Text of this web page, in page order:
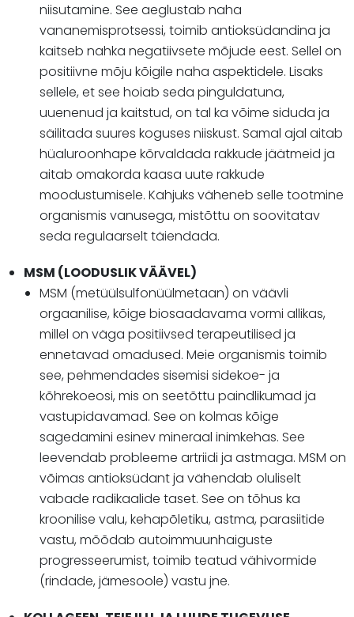
niisutamine. See aeglustab naha
vananemisprotsessi, toimib antioksüdandina ja
kaitseb nahka negatiivsete mõjude eest. Sellel on
positiivne mõju kõigile naha aspektidele. Lisaks
sellele, et see hoiab seda pinguldatuna,
uuenenud ja kaitstud, on tal ka võime siduda ja
säilitada suures koguses niiskust. Samal ajal aitab
hüaluroonhape kõrvaldada rakkude jäätmeid ja
aitab omakorda kaasa uute rakkude
moodustumisele. Kahjuks väheneb selle tootmine
organismis vanusega, mistõttu on soovitatav
seda regulaarselt täiendada.
MSM (LOODUSLIK VÄÄVEL)
MSM (metüülsulfonüülmetaan) on väävli
orgaanilise, kõige biosaadavama vormi allikas,
millel on väga positiivsed terapeutilised ja
ennetavad omadused. Meie organismis toimib
see, pehmendades sisemisi sidekoe- ja
kõhrekoeosi, mis on seetõttu paindlikumad ja
vastupidavamad. See on kolmas kõige
sagedamini esinev mineraal inimkehas. See
leevendab probleeme artriidi ja astmaga. MSM on
võimas antioksüdant ja vähendab oluliselt
vabade radikaalide taset. See on tõhus ka
kroonilise valu, kehapõletiku, astma, parasiitide
vastu, mõõdab autoimmuunhaiguste
progresseerumist, toimib teatud vähivormide
(rindade, jämesoole) vastu jne.